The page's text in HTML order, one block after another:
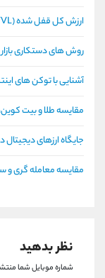
ارزش کل قفل شده (TVL) در دیفای چیست؟
روش های دستکاری بازار
آشنایی با توکن های
مقایسه طلا و بیت
جایگاه ارزهای
مقایسه معامله گری و
نظر بدهید
شماره موبایل شما